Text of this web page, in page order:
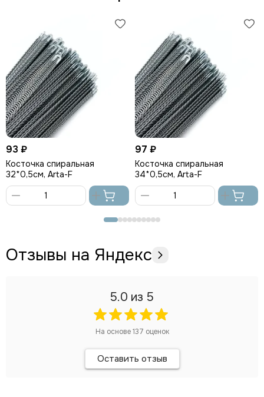
93 ₽
Косточка спиральная
32*0,5см, Arta-F
корзину
97 ₽
Косточка спиральная
34*0,5см, Arta-F
Отзывы на Яндекс
5.0 из 5
На основе137 оценок
Оставить отзыв